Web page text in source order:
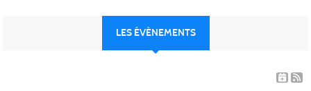
LES ÉVÈNEMENTS